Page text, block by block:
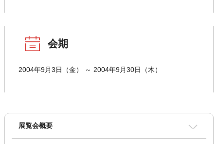
会期
2004年9月3日（金） ～ 2004年9月30日（木）
展覧会概要